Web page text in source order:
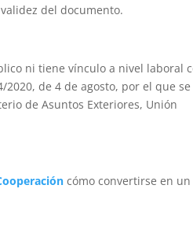
del documento.
ni tiene vínculo a nivel laboral
de 4 de agosto, por el que se
de Asuntos Exteriores, Unión
cómo convertirse en un